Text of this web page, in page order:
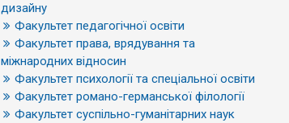
дизайну
Факультет педагогічної освіти
Факультет права, врядування та
міжнародних відносин
Факультет психології та спеціальної освіти
Факультет романо-германської філології
Факультет суспільно-гуманітарних наук